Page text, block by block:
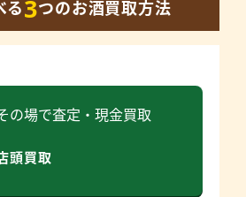
る3つのお酒買取方法
の場で査定・現金買取
頭買取